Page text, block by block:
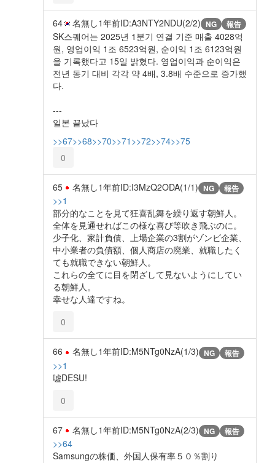
64 名無し1年前ID:A3NTY2NDU(2/2) NG 報告
SK스퀘어는 2025년 1분기 연결 기준 매출 4028억
원, 영업이익 1조 6523억원, 순이익 1조 6123억원
을 기록했다고 15일 밝혔다. 영업이익과 순이익은
전년 동기 대비 각각 약 4배, 3.8배 수준으로 증가했
다.
---
일본 끝났다
>>67>>68>>70>>71 >>72>>74>>75
0
65 名無し1年前ID:I3MzQ2ODA(1/1) NG 報告
>>1
部分的なことを見て狂喜乱舞を繰り返す朝鮮人。
全体を見通せればこの様な喜び等吹き飛ぶのに。
少子化、家計負債、上場企業の3割がゾンビ企業、
中小業者の負債額、個人商店の廃業、就職したく
ても就職できない朝鮮人。
これらの全てに目を閉ざして見ないようにしてい
る朝鮮人。
幸せな人達ですね。
0
66 名無し1年前ID:M5NTg0NzA(1/3) NG 報告
>>1
嘘DESU!
0
67 名無し1年前ID:M5NTg0NzA(2/3) NG 報告
>>64
Samsungの株価、外国人保有率５０％割り